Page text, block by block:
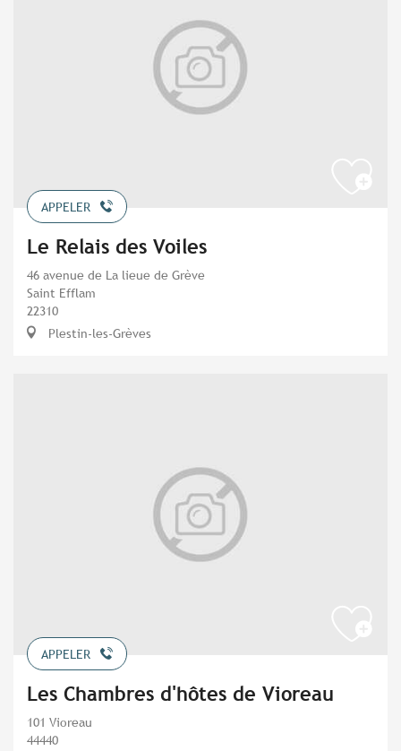
APPELER
Le Relais des Voiles
46 avenue de La lieue de Grève
Saint Efflam
22310
Plestin-les-Grèves
APPELER
Les Chambres d'hôtes de Vioreau
101 Vioreau
44440